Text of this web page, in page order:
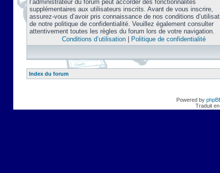
l’administrateur du forum peut accorder des fonctionnalités
supplémentaires aux utilisateurs inscrits. Avant de vous inscrire,
assurez-vous d’avoir pris connaissance de nos conditions
de notre politique de confidentialité. Veuillez également consulter
attentivement toutes les règles du forum lors de votre navigation.
Conditions d’utilisation| Politique de confidentialité
Index du forum
Powered by
Traduit